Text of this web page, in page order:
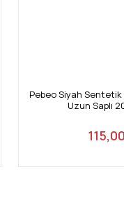
Pebeo Siyah Sentetik
Uzun Saplı